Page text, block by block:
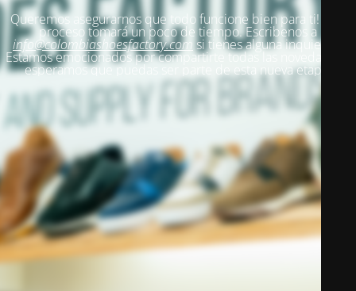
Queremos asegurarnos que todo funcione bien para ti!
proceso tomará un poco de tiempo. Escribenos a
info@colombiashoesfactory.com si tienes alguna inquietud.
Estamos emocionados por compartirte todas las novedades y
esperamos que puedas ser parte de esta nueva etapa.